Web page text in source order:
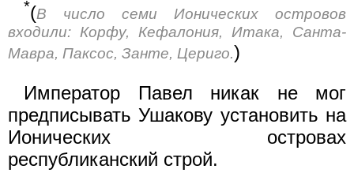
*(В число семи Ионических островов
входили: Корфу, Кефалония, Итака, Санта-
Мавра, Паксос, Занте, Цериго.)
Император Павел никак не мог
предписывать Ушакову установить на
Ионических островах
республиканский строй.